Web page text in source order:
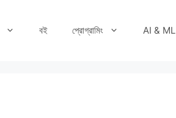
বই প্রোগ্রামিং AI & ML